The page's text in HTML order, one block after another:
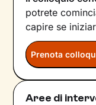
potrete
capire se
Prenota
Aree di